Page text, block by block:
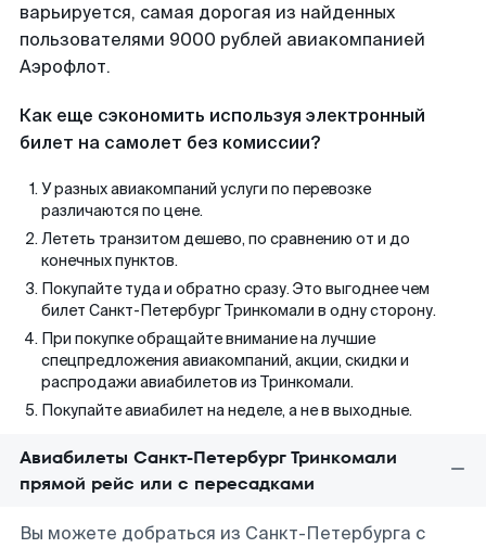
варьируется, самая дорогая из найденных
пользователями 9000 рублей авиакомпанией
Аэрофлот.
Как еще сэкономить используя электронный
билет на самолет без комиссии?
У разных авиакомпаний услуги по перевозке
различаются по цене.
Лететь транзитом дешево, по сравнению от и до
конечных пунктов.
Покупайте туда и обратно сразу. Это выгоднее чем
билет Санкт-Петербург Тринкомали в одну сторону.
При покупке обращайте внимание на лучшие
спецпредложения авиакомпаний, акции, скидки и
распродажи авиабилетов из Тринкомали.
Покупайте авиабилет на неделе, а не в выходные.
Авиабилеты Санкт-Петербург Тринкомали
прямой рейс или с пересадками
Вы можете добраться из Санкт-Петербурга с